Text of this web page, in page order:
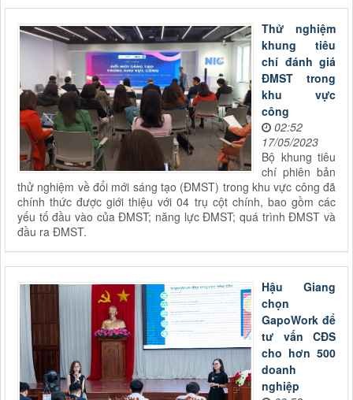
Thử nghiệm
khung tiêu
chí đánh giá
ĐMST trong
khu vực
công
02:52
17/05/2023
Bộ khung tiêu
chí phiên bản
thử nghiệm về đổi mới sáng tạo (ĐMST) trong khu vực công đã
chính thức được giới thiệu với 04 trụ cột chính, bao gồm các
yếu tố đầu vào của ĐMST; năng lực ĐMST; quá trình ĐMST và
đầu ra ĐMST.
Hậu Giang
chọn
GapoWork để
tư vấn CĐS
cho hơn 500
doanh
nghiệp